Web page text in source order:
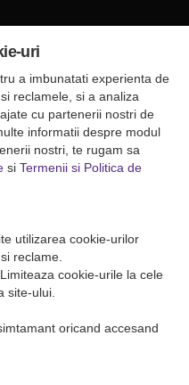
judeţul Suceava
uri
a imbunatati experienta de
reclamele, si a analiza
cu partenerii nostri de
informatii despre modul
nostri, te rugam sa
si Termenii si Politica de
utilizarea cookie-urilor
reclame.
cookie-urile la cele
site-ului.
oricand accesand